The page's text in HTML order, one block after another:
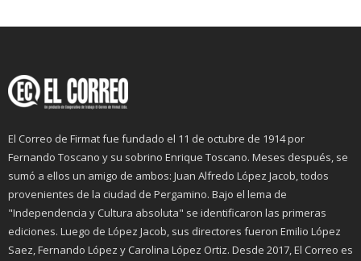
El Correo de Firmat fue fundado el 11 de octubre de 1914 por
Fernando Toscano y su sobrino Enrique Toscano. Meses después, se
sumó a ellos un amigo de ambos: Juan Alfredo López Jacob, todos
provenientes de la ciudad de Pergamino. Bajo el lema de
"Independencia y Cultura absoluta" se identificaron las primeras
ediciones. Luego de López Jacob, sus directores fueron Emilio López
Saez, Fernando López y Carolina López Ortiz. Desde 2017, El Correo es